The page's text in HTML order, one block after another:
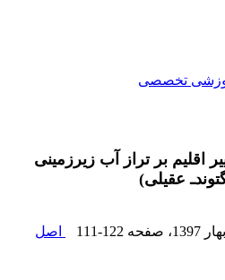
تخصصی
اقلیم بر تراز آب زیرزمینی
عقیلی)
1397 ، صفحه 111-122
اصل